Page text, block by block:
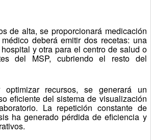
de alta, se proporcionará medicación
deberá emitir dos recetas: una
y otra para el centro de salud o
del MSP, cubriendo el resto del
recursos, se generará un
eficiente del sistema de visualización
La repetición constante de
ha generado pérdida de eficiencia y